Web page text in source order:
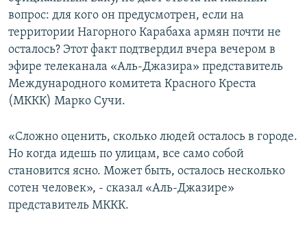
вопрос: для кого он предусмотрен, если на
территории Нагорного Карабаха армян почти не
осталось? Этот факт подтвердил вчера вечером в
эфире телеканала «Аль-Джазира» представитель
Международного комитета Красного Креста
(МККК) Марко Сучи.
«Сложно оценить, сколько людей осталось в городе.
Но когда идешь по улицам, все само собой
становится ясно. Может быть, осталось несколько
сотен человек», - сказал «Аль-Джазире»
представитель МККК.